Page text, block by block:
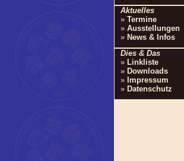
Aktuelles
» Termine
» Ausstellungen
» News & Infos
Dies & Das
» Linkliste
» Downloads
» Impressum
» Datenschutz